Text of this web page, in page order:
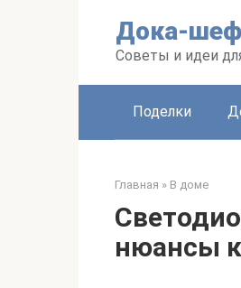
Дока-шеф
Советы и идеи
Поделки
Главная » В доме
нюансы